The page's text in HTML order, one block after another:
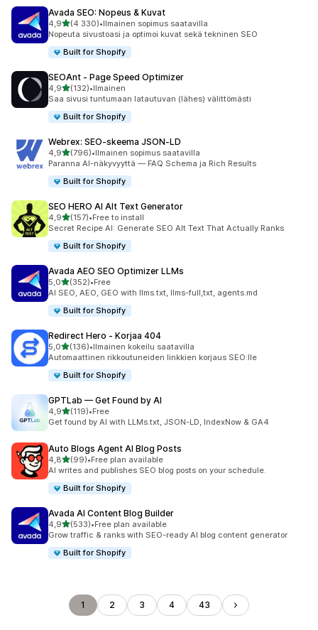
Avada SEO: Nopeus & Kuvat
4,9/ 5 tähteä
(4 330)
4330 arvostelua yhteensä
•Ilmainen sopimus saatavilla
Nopeuta sivustoasi ja optimoi kuvat sekä tekninen SEO
Built for Shopify
SEOAnt ‑ Page Speed Optimizer
4,9/ 5 tähteä
(132)
132 arvostelua yhteensä
•Ilmainen
Saa sivusi tuntumaan latautuvan (lähes) välittömästi
Built for Shopify
Webrex: SEO‑skeema JSON‑LD
4,9/ 5 tähteä
(796)
796 arvostelua yhteensä
•Ilmainen sopimus saatavilla
Paranna AI-näkyvyyttä — FAQ Schema ja Rich Results
Built for Shopify
SEO HERO AI Alt Text Generator
4,9/ 5 tähteä
(157)
157 arvostelua yhteensä
•Free to install
Secret Recipe AI: Generate SEO Alt Text That Actually Ranks
Built for Shopify
Avada AEO SEO Optimizer LLMs
5,0/ 5 tähteä
(352)
352 arvostelua yhteensä
•Free
AI SEO, AEO, GEO with llms.txt, llms-full,txt, agents.md
Built for Shopify
Redirect Hero ‑ Korjaa 404
5,0/ 5 tähteä
(136)
136 arvostelua yhteensä
•Ilmainen kokeilu saatavilla
Automaattinen rikkoutuneiden linkkien korjaus SEO:lle
Built for Shopify
GPTLab — Get Found by AI
4,9/ 5 tähteä
(119)
119 arvostelua yhteensä
•Free
Get found by AI with LLMs.txt, JSON-LD, IndexNow & GA4
Auto Blogs Agent AI Blog Posts
4,8/ 5 tähteä
(99)
99 arvostelua yhteensä
•Free plan available
AI writes and publishes SEO blog posts on your schedule.
Built for Shopify
Avada AI Content Blog Builder
4,9/ 5 tähteä
(533)
533 arvostelua yhteensä
•Free plan available
Grow traffic & ranks with SEO-ready AI blog content generator
Built for Shopify
1 2 3 4 43